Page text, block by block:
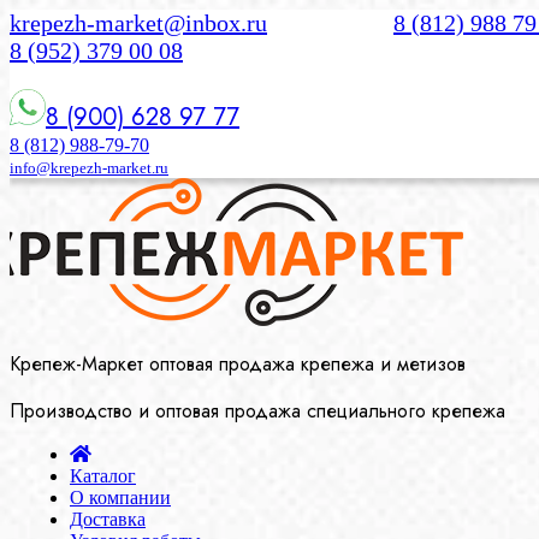
krepezh-market@inbox.ru
8 (812) 988
8 (952) 379 00 08
8 (900) 628 97 77
8 (812) 988-79-70
info@krepezh-market.ru
Крепеж-Маркет оптовая продажа крепежа и метизов
Производство и оптовая продажа специального крепежа
Каталог
О компании
Доставка